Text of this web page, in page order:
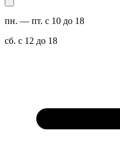
пн. — пт. с 10 до 18
сб. с 12 до 18